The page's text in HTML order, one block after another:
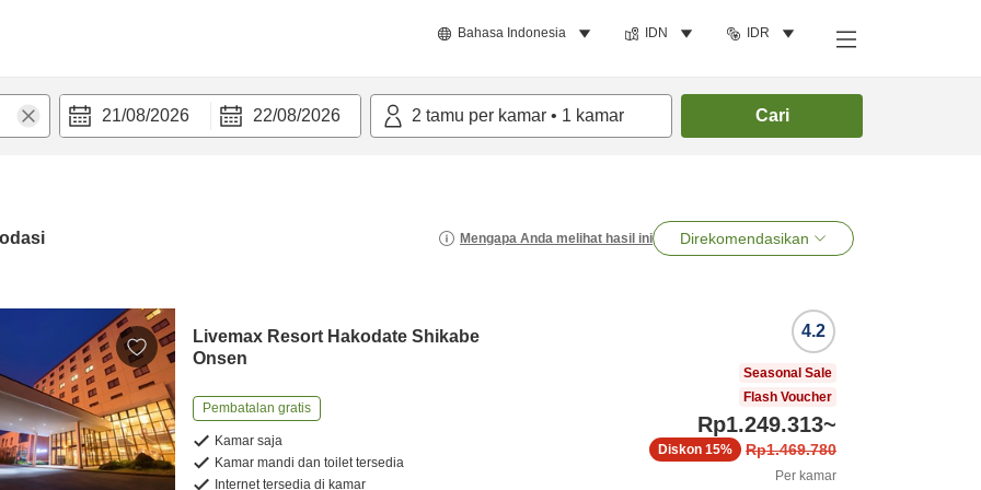
Bahasa Indonesia IDN IDR
21/08/2026 22/08/2026 2 tamu per kamar • 1 kamar Cari
Mengapa Anda melihat hasil ini Direkomendasikan
Livemax Resort Hakodate Shikabe
Onsen
Pembatalan gratis
Kamar saja
Kamar mandi dan toilet tersedia
Internet tersedia di kamar
4.2
Seasonal Sale
Flash Voucher
Rp1.249.313~
Rp1.469.780
Diskon 15%
Per kamar